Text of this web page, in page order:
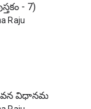
- 7)
Raju
విధానము (చిన్న